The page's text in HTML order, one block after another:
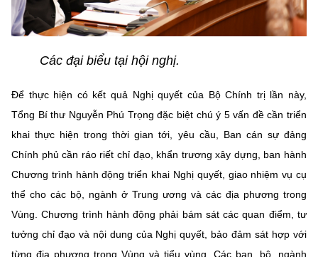
Các đại biểu tại hội nghị.
Để thực hiện có kết quả Nghị quyết của Bộ Chính trị lần này,
Tổng Bí thư Nguyễn Phú Trọng đặc biệt chú ý 5 vấn đề cần triển
khai thực hiện trong thời gian tới, yêu cầu, Ban cán sự đảng
Chính phủ cần ráo riết chỉ đạo, khẩn trương xây dựng, ban hành
Chương trình hành động triển khai Nghị quyết, giao nhiệm vụ cụ
thể cho các bộ, ngành ở Trung ương và các địa phương trong
Vùng. Chương trình hành động phải bám sát các quan điểm, tư
tưởng chỉ đạo và nội dung của Nghị quyết, bảo đảm sát hợp với
từng địa phương trong Vùng và tiểu vùng. Các ban, bộ, ngành